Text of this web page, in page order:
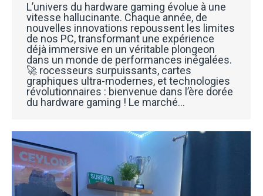
L’univers du hardware gaming évolue à une
vitesse hallucinante. Chaque année, de
nouvelles innovations repoussent les limites
de nos PC, transformant une expérience
déjà immersive en un véritable plongeon
dans un monde de performances inégalées.
🚀 rocesseurs surpuissants, cartes
graphiques ultra-modernes, et technologies
révolutionnaires : bienvenue dans l’ère dorée
du hardware gaming ! Le marché…